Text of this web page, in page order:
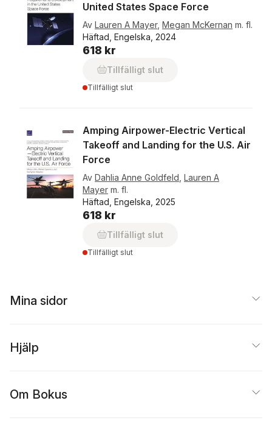
United States Space Force
Av Lauren A Mayer, Megan McKernan m. fl.
Häftad, Engelska, 2024
618 kr
Tillfälligt slut
Tillfälligt slut
Amping Airpower-Electric Vertical
Takeoff and Landing for the U.S. Air
Force
Av Dahlia Anne Goldfeld Lauren A
Mayer m. fl.
Häftad, Engelska, 2025
618 kr
Tillfälligt slut
Tillfälligt slut
Mina sidor
Hjälp
Om Bokus